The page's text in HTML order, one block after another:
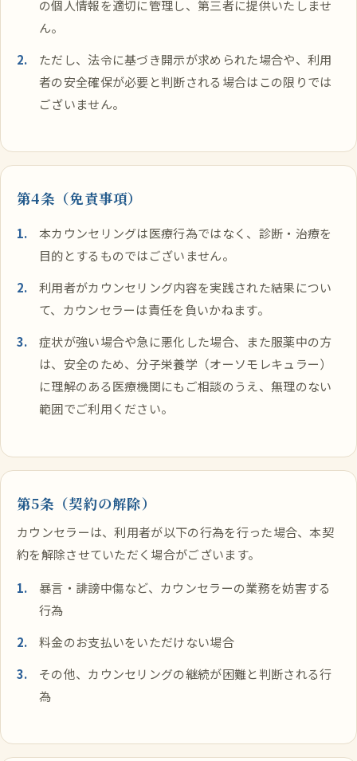
の個人情報を適切に管理し、第三者に提供いたしませ
ん。
ただし、法令に基づき開示が求められた場合や、利用
者の安全確保が必要と判断される場合はこの限りでは
ございません。
第4条（免責事項）
本カウンセリングは医療行為ではなく、診断・治療を
目的とするものではございません。
利用者がカウンセリング内容を実践された結果につい
て、カウンセラーは責任を負いかねます。
症状が強い場合や急に悪化した場合、また服薬中の方
は、安全のため、分子栄養学（オーソモレキュラー）
に理解のある医療機関にもご相談のうえ、無理のない
範囲でご利用ください。
第5条（契約の解除）
カウンセラーは、利用者が以下の行為を行った場合、本契
約を解除させていただく場合がございます。
暴言・誹謗中傷など、カウンセラーの業務を妨害する
行為
料金のお支払いをいただけない場合
その他、カウンセリングの継続が困難と判断される行
為